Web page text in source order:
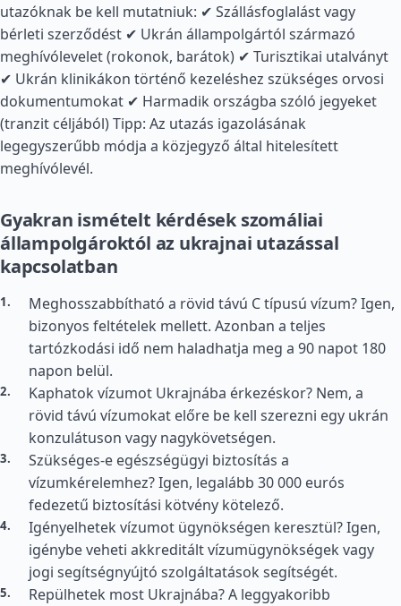
utazóknak be kell mutatniuk: ✔ Szállásfoglalást vagy
bérleti szerződést ✔ Ukrán állampolgártól származó
meghívólevelet (rokonok, barátok) ✔ Turisztikai utalványt
✔ Ukrán klinikákon történő kezeléshez szükséges orvosi
dokumentumokat ✔ Harmadik országba szóló jegyeket
(tranzit céljából) Tipp: Az utazás igazolásának
legegyszerűbb módja a közjegyző által hitelesített
meghívólevél.
Gyakran ismételt kérdések szomáliai
állampolgároktól az ukrajnai utazással
kapcsolatban
Meghosszabbítható a rövid távú C típusú vízum? Igen,
bizonyos feltételek mellett. Azonban a teljes
tartózkodási idő nem haladhatja meg a 90 napot 180
napon belül.
Kaphatok vízumot Ukrajnába érkezéskor? Nem, a
rövid távú vízumokat előre be kell szerezni egy ukrán
konzulátuson vagy nagykövetségen.
Szükséges-e egészségügyi biztosítás a
vízumkérelemhez? Igen, legalább 30 000 eurós
fedezetű biztosítási kötvény kötelező.
Igényelhetek vízumot ügynökségen keresztül? Igen,
igénybe veheti akkreditált vízumügynökségek vagy
jogi segítségnyújtó szolgáltatások segítségét.
Repülhetek most Ukrajnába? A leggyakoribb